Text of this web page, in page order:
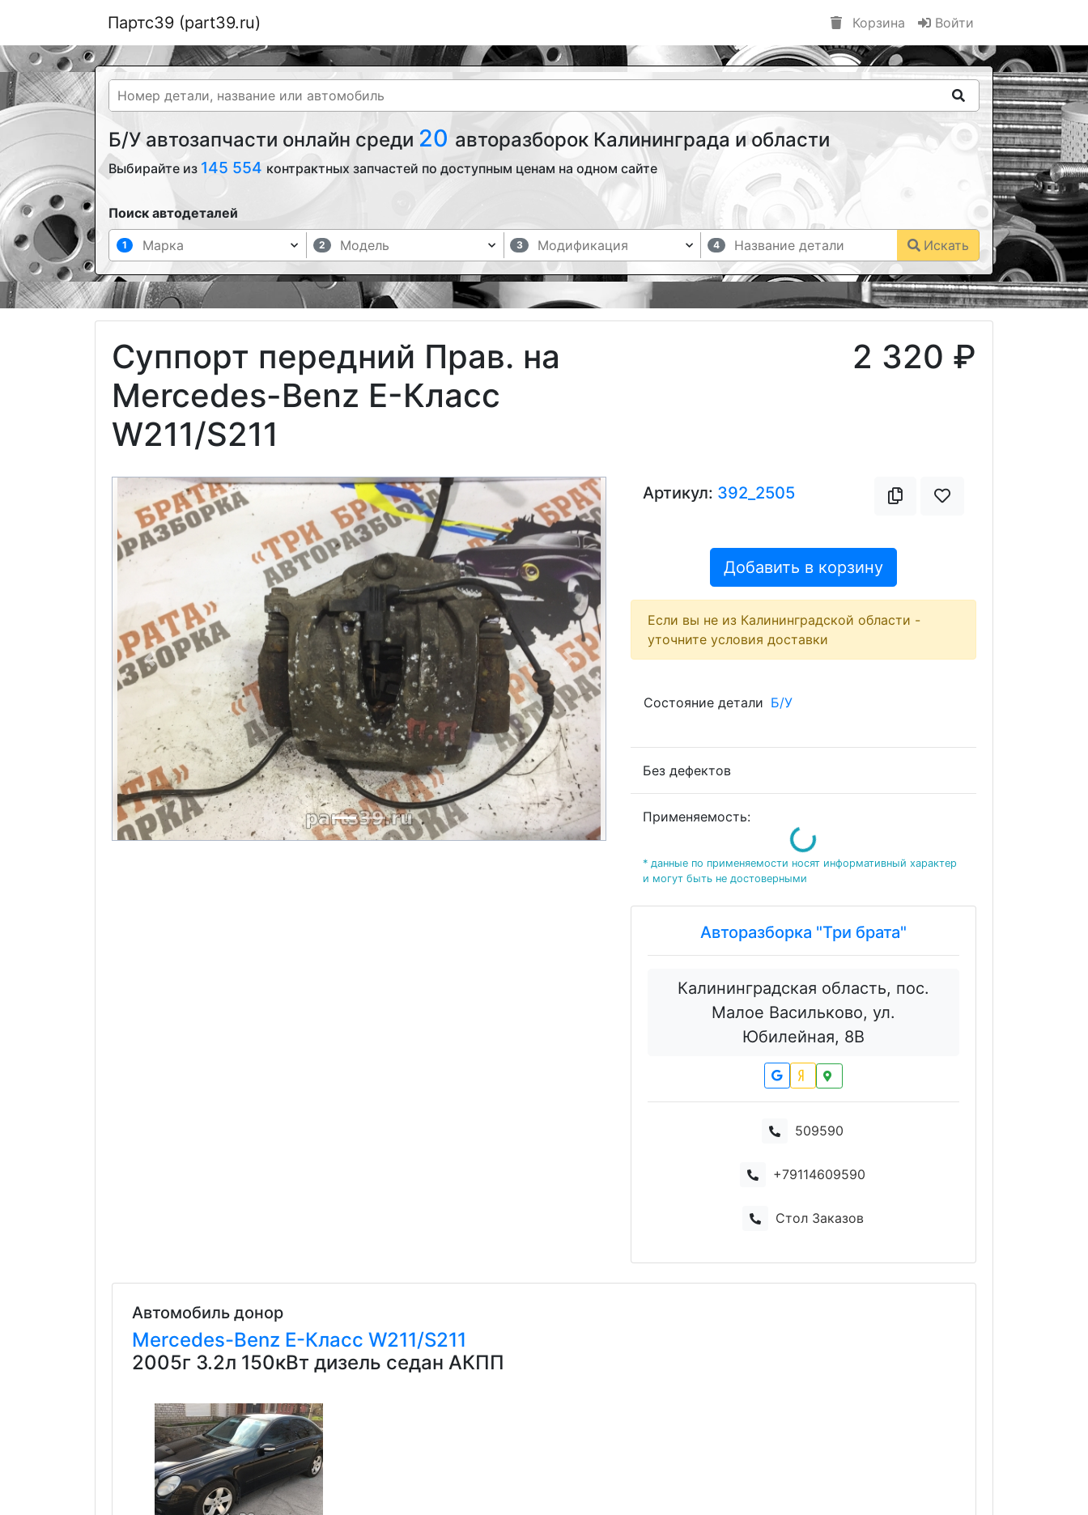
Партс39 (part39.ru) Корзина Войти
Б/У автозапчасти онлайн среди 20 авторазборок Калининграда и области
Выбирайте из 145 554 контрактных запчастей по доступным ценам на одном сайте
Поиск автодеталей
1 2 3 4 Искать
Суппорт передний Прав. на
Mercedes-Benz E-Класс
W211/S211
2 320 ₽
Previous Next
Артикул: 392_2505
Добавить в корзину
Если вы не из Калининградской области -
уточните условия доставки
Состояние детали Б/У
Без дефектов
Применяемость:
Loading...
* данные по применяемости носят информативный характер
и могут быть не достоверными
Авторазборка "Три брата"
Калининградская область, пос.
Малое Васильково, ул.
Юбилейная, 8В
509590
+79114609590
Стол Заказов
Автомобиль донор
Mercedes-Benz E-Класс W211/S211
2005г 3.2л 150кВт дизель седан АКПП